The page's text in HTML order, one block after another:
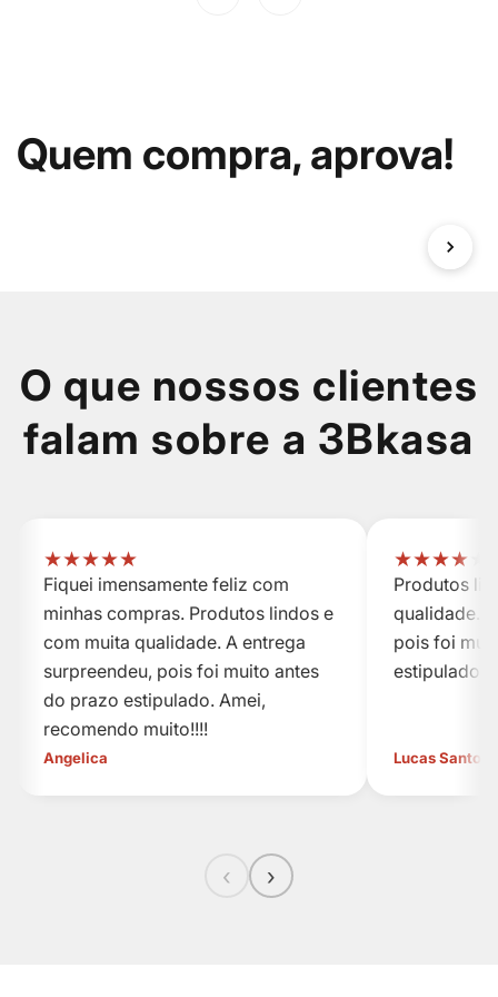
Quem compra, aprova!
O que nossos clientes
falam sobre a 3Bkasa
★★★★★
Fiquei imensamente feliz com
minhas compras. Produtos lindos e
com muita qualidade. A entrega
surpreendeu, pois foi muito antes
do prazo estipulado. Amei,
recomendo muito!!!!
Angelica
★★★★
Produtos
qualidade.
pois foi
estipulado.
Lucas Santos
‹ ›